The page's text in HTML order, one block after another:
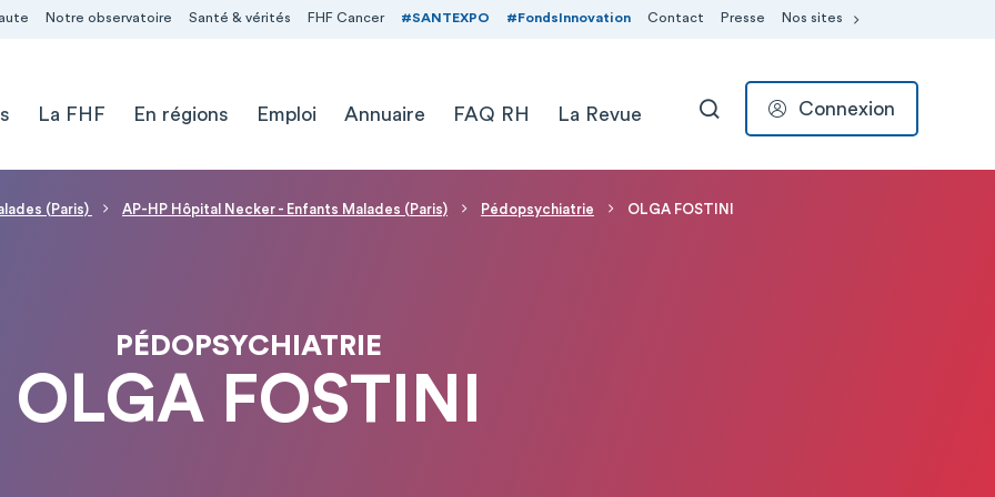
Notre observatoire Santé & vérités FHF Cancer #SANTEXPO #FondsInnovation Contact Presse Nos sites
La FHF En régions Emploi Annuaire FAQ RH La Revue RECHERCHER
Connexion
(Paris) AP-HP Hôpital Necker - Enfants Malades (Paris) Pédopsychiatrie OLGA FOSTINI
PÉDOPSYCHIATRIE
OLGA FOSTINI